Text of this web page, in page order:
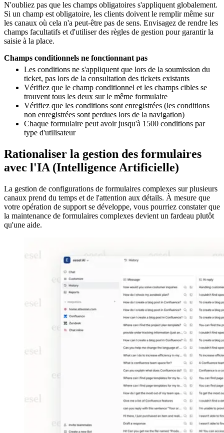
N'oubliez pas que les champs obligatoires s'appliquent globalement.
Si un champ est obligatoire, les clients doivent le remplir même sur
les canaux où cela n'a peut-être pas de sens. Envisagez de rendre les
champs facultatifs et d'utiliser des règles de gestion pour garantir la
saisie à la place.
Champs conditionnels ne fonctionnant pas
Les conditions ne s'appliquent que lors de la soumission du
ticket, pas lors de la consultation des tickets existants
Vérifiez que le champ conditionnel et les champs cibles se
trouvent tous les deux sur le même formulaire
Vérifiez que les conditions sont enregistrées (les conditions
non enregistrées sont perdues lors de la navigation)
Chaque formulaire peut avoir jusqu'à 1500 conditions par
type d'utilisateur
Rationaliser la gestion des formulaires
avec l'IA (Intelligence Artificielle)
La gestion de configurations de formulaires complexes sur plusieurs
canaux prend du temps et de l'attention aux détails. À mesure que
votre opération de support se développe, vous pourriez constater que
la maintenance de formulaires complexes devient un fardeau plutôt
qu'une aide.